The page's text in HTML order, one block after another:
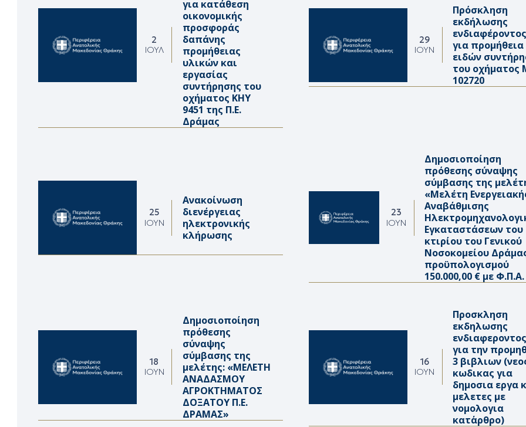
2
ΙΟΎΛ
για κατάθεση
οικονομικής
προσφοράς
δαπάνης
προμήθειας
υλικών και
εργασίας
συντήρησης του
οχήματος ΚΗΥ
9451 της Π.Ε.
Δράμας
29
ΙΟΎΝ
Πρόσκληση
εκδήλωσης
ενδιαφέροντος
για προμήθεια
ειδών
του οχήματος
102720
25
ΙΟΎΝ
Ανακοίνωση
διενέργειας
ηλεκτρονικής
κλήρωσης
23
ΙΟΎΝ
Δημοσιοποίηση
πρόθεσης σύναψης
σύμβασης της
«Μελέτη
Αναβάθμισης
Εγκαταστάσεων του
κτιρίου του Γενικού
Νοσοκομείου
προϋπολογισμού
150.000,00 € με Φ.Π.Α.
18
ΙΟΎΝ
Δημοσιοποίηση
πρόθεσης
σύναψης
σύμβασης της
μελέτης: «ΜΕΛΕΤΗ
ΑΝΑΔΑΣΜΟΥ
ΑΓΡΟΚΤΗΜΑΤΟΣ
ΔΟΞΑΤΟΥ Π.Ε.
ΔΡΑΜΑΣ»
16
ΙΟΎΝ
Προσκληση
εκδηλωσης
ενδιαφεροντος
για την
3 βιβλιων
κωδικας για
δημοσια εργα
μελετες με
νομολογια
κατ΄αρθρο)